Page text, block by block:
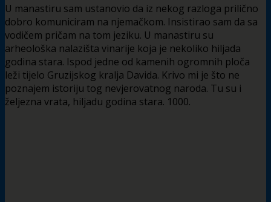
U manastiru sam ustanovio da iz nekog razloga prilično
dobro komuniciram na njemačkom. Insistirao sam da sa
vodičem pričam na tom jeziku. U manastiru su
arheološka nalazišta vinarije koja je nekoliko hiljada
godina stara. Ispod jedne od kamenih ogromnih ploča
leži tijelo Gruzijskog kralja Davida. Krivo mi je što ne
poznajem istoriju tog nevjerovatnog naroda. Tu su i
željezna vrata, hiljadu godina stara. 1000.